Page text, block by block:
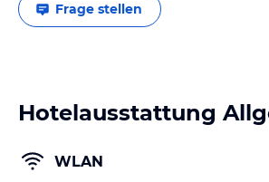
Frage stellen
Hotelausstattung
WLAN